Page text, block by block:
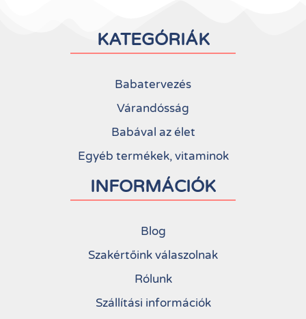
KATEGÓRIÁK
Babatervezés
Várandósság
Babával az élet
Egyéb termékek, vitaminok
INFORMÁCIÓK
Blog
Szakértőink válaszolnak
Rólunk
Szállítási információk